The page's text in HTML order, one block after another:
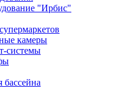
"Ирбис"
камеры
системы
бассейна